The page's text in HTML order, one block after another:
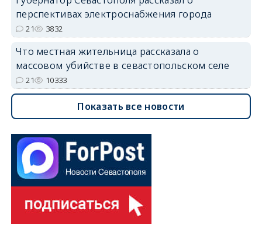
перспективах электроснабжения города
21 3832
Что местная жительница рассказала о
массовом убийстве в севастопольском селе
21 10333
Показать все новости